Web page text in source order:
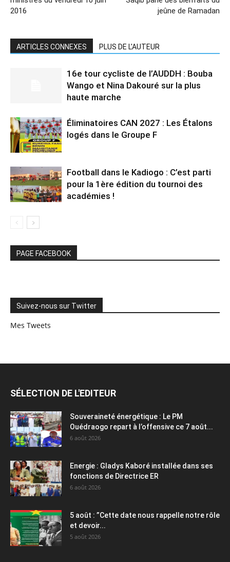
2016
jeûne de Ramadan
ARTICLES CONNEXES PLUS DE L'AUTEUR
16e tour cycliste de l’AUDDH : Bouba
Wango et Nina Dakouré sur la plus
haute marche
Éliminatoires CAN 2027 : Les Étalons
logés dans le Groupe F
Football dans le Kadiogo : C’est parti
pour la 1ère édition du tournoi des
académies !
PAGE FACEBOOK
Suivez-nous sur Twitter
Mes Tweets
SÉLECTION DE L'EDITEUR
Souveraineté énergétique : Le PM
Ouédraogo repart à l’offensive ce 7 août...
6 août 2026
Energie : Gladys Kaboré installée dans ses
fonctions de Directrice ER
6 août 2026
5 août : ”Cette date nous rappelle notre rôle
et devoir...
5 août 2026